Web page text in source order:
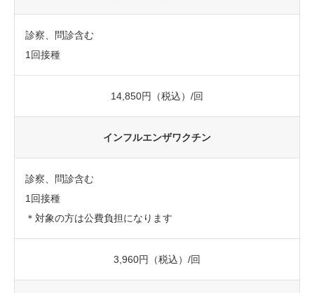
診察、問診含む
1回接種
14,850円（税込）/回
インフルエンザワクチン
診察、問診含む
1回接種
＊対象の方は公費負担になります
3,960円（税込）/回